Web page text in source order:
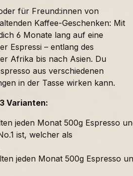
für Freund:innen von
Kaffee-Geschenken: Mit
6 Monate lang auf eine
Espressi – entlang des
Afrika bis nach Asien. Du
aus verschiedenen
in der Tasse wirken kann.
Varianten:
jeden Monat 500g Espresso
ist, welcher als
jeden Monat 500g Espresso